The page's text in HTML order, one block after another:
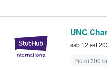
StubHub
UNC
sab 12 set
Più di 200